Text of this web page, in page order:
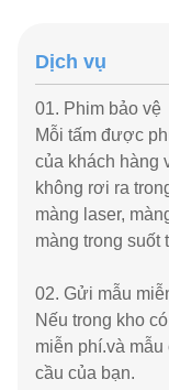
Dịch vụ
01. Phim bảo vệ
Mỗi tấm được
của khách hàng
không rơi ra
màng laser,
màng trong suốt
02. Gửi mẫu
Nếu trong kho
miễn phí.và
cầu của bạn.